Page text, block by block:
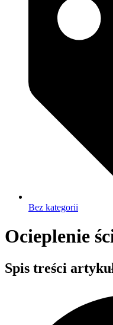
Bez kategorii
Ocieplenie
Spis treści